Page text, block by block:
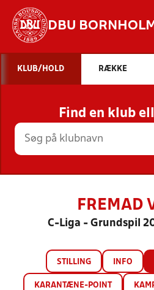
DBU BORNHOLM
STILLINGER,
HOLD
KLUB/HOLD RÆKKE
Find en klub
FREMAD
C-Liga - Grundspil
STILLING INFO
KARANTÆNE-POINT